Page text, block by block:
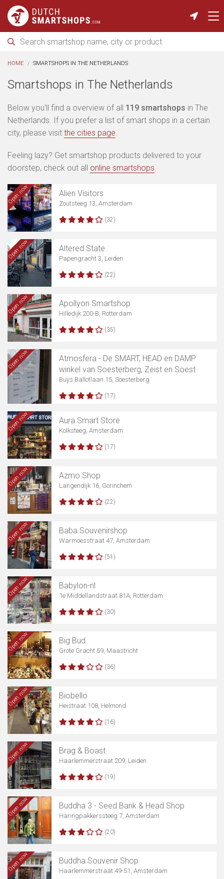
HOME SMARTSHOPS IN THE NETHERLANDS
Smartshops in The Netherlands
Below you'll find a overview of all 119 smartshops in The
Netherlands. If you prefer a list of smart shops in a certain
city, please visit the cities page.
Feeling lazy? Get smartshop products delivered to your
doorstep, check out all online smartshops.
Open now Alien Visitors
Zoutsteeg 13, Amsterdam
(32)
Open now Altered State
Papengracht 3, Leiden
(22)
Open now Apollyon Smartshop
Hilledijk 200-B, Rotterdam
(35)
Open now
Atmosfera - De SMART, HEAD en DAMP
winkel van Soesterberg, Zeist en Soest
Buys Ballotlaan 15, Soesterberg
(17)
Open now Aura Smart Store
Kolksteeg, Amsterdam
(17)
Open now Azmo Shop
Langendijk 16, Gorinchem
(22)
Open now Baba Souvenirshop
Warmoesstraat 47, Amsterdam
(51)
Open now Babylon-nl
1e Middellandstraat 81A, Rotterdam
(30)
Open now Big Bud
Grote Gracht 59, Maastricht
(36)
Open now Biobello
Heistraat 108, Helmond
(16)
Open now Brag & Boast
Haarlemmerstraat 209, Leiden
(19)
Open now Buddha 3 - Seed Bank & Head Shop
Haringpakkerssteeg 7, Amsterdam
(20)
Open now Buddha Souvenir Shop
Haarlemmerstraat 49-51, Amsterdam